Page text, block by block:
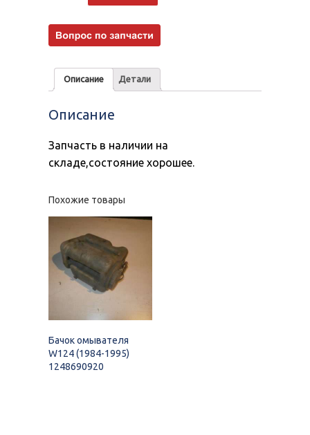
Описание Детали
Описание
Запчасть в наличии на
складе,состояние хорошее.
Похожие товары
Бачок омывателя
W124 (1984-1995)
1248690920